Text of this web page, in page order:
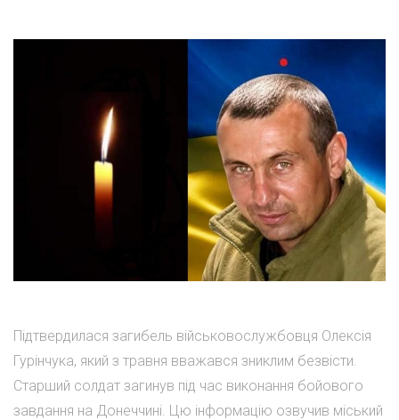
Підтвердилася загибель військовослужбовця Олексія
Гурінчука, який з травня вважався зниклим безвісти.
Старший солдат загинув під час виконання бойового
завдання на Донеччині. Цю інформацію озвучив міський